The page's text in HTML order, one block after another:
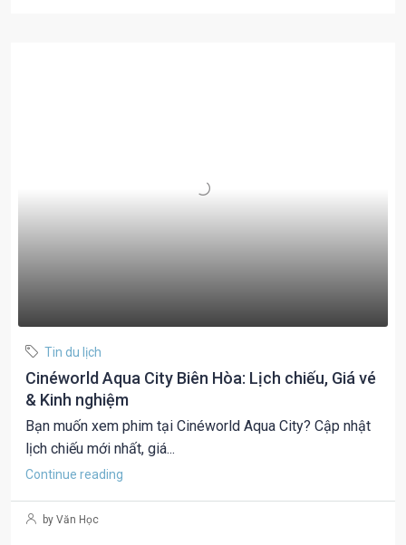
Tin du lịch
Cinéworld Aqua City Biên Hòa: Lịch chiếu, Giá vé
& Kinh nghiệm
Bạn muốn xem phim tại Cinéworld Aqua City? Cập nhật
lịch chiếu mới nhất, giá...
Continue reading
by Văn Học